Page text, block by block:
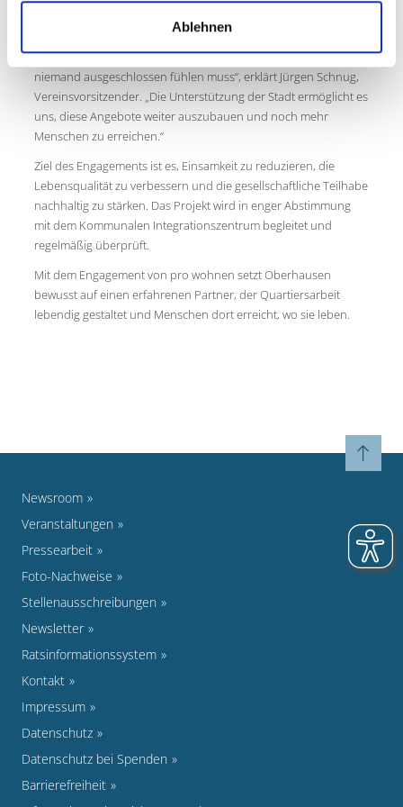
Ablehnen
den Menschen. Im Nachbarschaftstreff schaffen wir Räume, in
denen Begegnung ganz selbstverständlich gelebt wird und sich
niemand ausgeschlossen fühlen muss“, erklärt Jürgen Schnug,
Vereinsvorsitzender. „Die Unterstützung der Stadt ermöglicht es
uns, diese Angebote weiter auszubauen und noch mehr
Menschen zu erreichen.“
Ziel des Engagements ist es, Einsamkeit zu reduzieren, die
Lebensqualität zu verbessern und die gesellschaftliche Teilhabe
nachhaltig zu stärken. Das Projekt wird in enger Abstimmung
mit dem Kommunalen Integrationszentrum begleitet und
regelmäßig überprüft.
Mit dem Engagement von pro wohnen setzt Oberhausen
bewusst auf einen erfahrenen Partner, der Quartiersarbeit
lebendig gestaltet und Menschen dort erreicht, wo sie leben.
Newsroom
Veranstaltungen
Pressearbeit
Foto-Nachweise
Stellenausschreibungen
Newsletter
Ratsinformationssystem
Kontakt
Impressum
Datenschutz
Datenschutz bei Spenden
Barrierefreiheit